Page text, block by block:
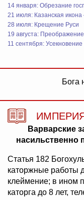
14 января: Обрезание
21 июля: Казанская
28 июля: Крещение Руси
19 августа:
11 сентября:
Бога
Варварские
насильственно
Статья 182
каторжные работы
клеймение; в ином
каторга до 8 лет,